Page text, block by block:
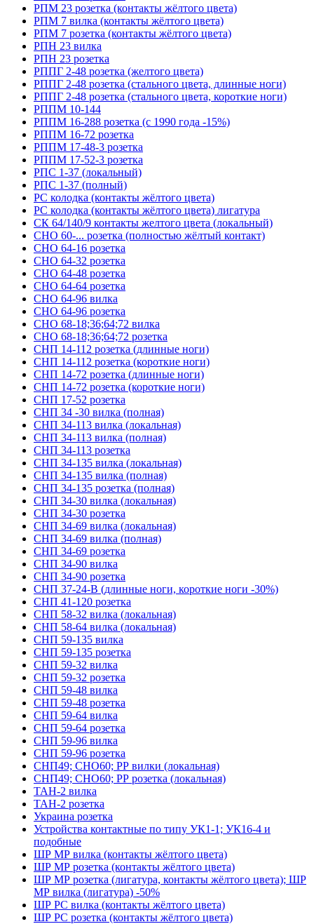
РПМ 23 розетка (контакты жёлтого цвета)
РПМ 7 вилка (контакты жёлтого цвета)
РПМ 7 розетка (контакты жёлтого цвета)
РПН 23 вилка
РПН 23 розетка
РППГ 2-48 розетка (желтого цвета)
РППГ 2-48 розетка (стального цвета, длинные ноги)
РППГ 2-48 розетка (стального цвета, короткие ноги)
РППМ 10-144
РППМ 16-288 розетка (с 1990 года -15%)
РППМ 16-72 розетка
РППМ 17-48-3 розетка
РППМ 17-52-3 розетка
РПС 1-37 (локальный)
РПС 1-37 (полный)
РС колодка (контакты жёлтого цвета)
РС колодка (контакты жёлтого цвета) лигатура
СК 64/140/9 контакты желтого цвета (локальный)
СНО 60-... розетка (полностью жёлтый контакт)
СНО 64-16 розетка
СНО 64-32 розетка
СНО 64-48 розетка
СНО 64-64 розетка
СНО 64-96 вилка
СНО 64-96 розетка
СНО 68-18;36;64;72 вилка
СНО 68-18;36;64;72 розетка
СНП 14-112 розетка (длинные ноги)
СНП 14-112 розетка (короткие ноги)
СНП 14-72 розетка (длинные ноги)
СНП 14-72 розетка (короткие ноги)
СНП 17-52 розетка
СНП 34 -30 вилка (полная)
СНП 34-113 вилка (локальная)
СНП 34-113 вилка (полная)
СНП 34-113 розетка
СНП 34-135 вилка (локальная)
СНП 34-135 вилка (полная)
СНП 34-135 розетка (полная)
СНП 34-30 вилка (локальная)
СНП 34-30 розетка
СНП 34-69 вилка (локальная)
СНП 34-69 вилка (полная)
СНП 34-69 розетка
СНП 34-90 вилка
СНП 34-90 розетка
СНП 37-24-В (длинные ноги, короткие ноги -30%)
СНП 41-120 розетка
СНП 58-32 вилка (локальная)
СНП 58-64 вилка (локальная)
СНП 59-135 вилка
СНП 59-135 розетка
СНП 59-32 вилка
СНП 59-32 розетка
СНП 59-48 вилка
СНП 59-48 розетка
СНП 59-64 вилка
СНП 59-64 розетка
СНП 59-96 вилка
СНП 59-96 розетка
СНП49; СНО60; РР вилки (локальная)
СНП49; СНО60; РР розетка (локальная)
ТАН-2 вилка
ТАН-2 розетка
Украина розетка
Устройства контактные по типу УК1-1; УК16-4 и
подобные
ШР МР вилка (контакты жёлтого цвета)
ШР МР розетка (контакты жёлтого цвета)
ШР МР розетка (лигатура, контакты жёлтого цвета); ШР
МР вилка (лигатура) -50%
ШР РС вилка (контакты жёлтого цвета)
ШР РС розетка (контакты жёлтого цвета)